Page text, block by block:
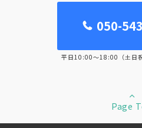
050-
平日10:00～18:00（土日
Page